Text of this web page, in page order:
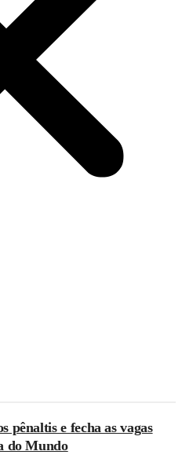
pênaltis e fecha as vagas
do Mundo